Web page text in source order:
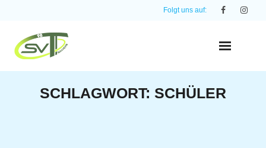
content
Folgt uns auf:
SCHLAGWORT: SCHÜLER